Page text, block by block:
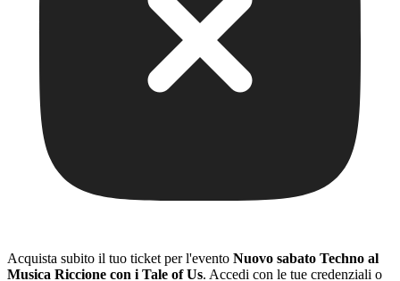
Acquista subito il tuo ticket per l'evento Nuovo sabato Techno al
Musica Riccione con i Tale of Us. Accedi con le tue credenziali o